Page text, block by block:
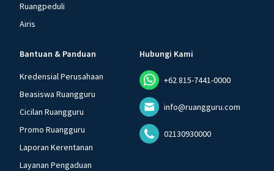
Ruangpeduli
Airis
Bantuan & Panduan
Kredensial Perusahaan
Beasiswa Ruangguru
Cicilan Ruangguru
Promo Ruangguru
Laporan Kerentanan
Layanan Pengaduan
Hubungi Kami
+62 815-7441-0000
info@ruangguru.com
02130930000